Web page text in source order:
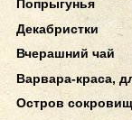
Попрыгунья
Декабристки
Вчерашний чай
Варвара-краса,
Остров сокровищ